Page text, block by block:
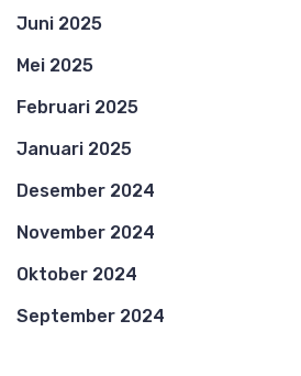
Juni 2025
Mei 2025
Februari 2025
Januari 2025
Desember 2024
November 2024
Oktober 2024
September 2024